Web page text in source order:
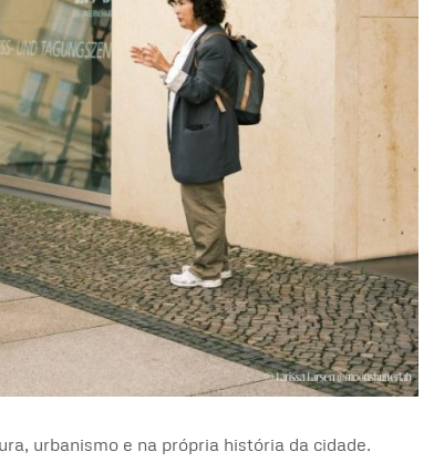
urbanismo e na própria história da cidade.